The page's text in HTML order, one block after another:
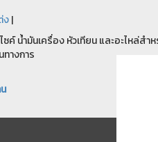
ง|
น้ำมันเครื่อง หัวเทียน และอะไหล่ส
ทางการ